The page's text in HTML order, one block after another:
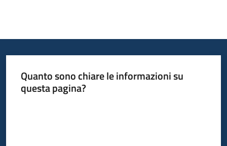
Quanto sono chiare le informazioni su
questa pagina?